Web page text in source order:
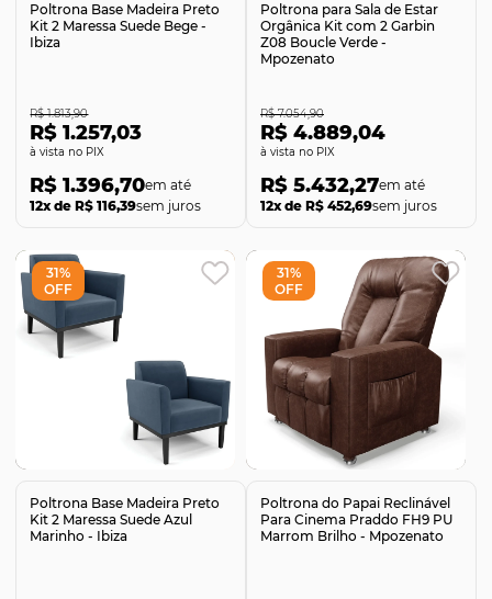
Poltrona Base Madeira Preto
Kit 2 Maressa Suede Bege -
Ibiza
R$ 1.257,03
no PIX
R$ 1.813,90
R$ 1.396,70
12x de R$ 116,39sem juros
Poltrona para Sala de Estar
Orgânica Kit com 2 Garbin
Z08 Boucle Verde -
Mpozenato
R$ 4.889,04
no PIX
R$ 7.054,90
R$ 5.432,27
12x de R$ 452,69sem juros
31%
OFF
Poltrona Base Madeira Preto
Kit 2 Maressa Suede Azul
Marinho - Ibiza
31%
OFF
Poltrona do Papai Reclinável
Para Cinema Praddo FH9 PU
Marrom Brilho - Mpozenato